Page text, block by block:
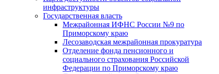
инфраструктуры
Государственная власть
Межрайонная ИФНС России №9 по
Приморскому краю
Лесозаводская межрайонная прокуратура
Отделение фонда пенсионного и
социального страхования Российской
Федерации по Приморскому краю